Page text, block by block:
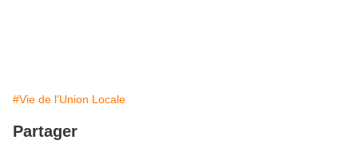
#Vie de l'Union Locale
Partager